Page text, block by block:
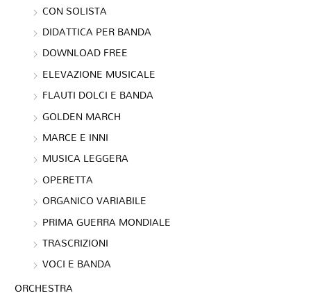
CON SOLISTA
DIDATTICA PER BANDA
DOWNLOAD FREE
ELEVAZIONE MUSICALE
FLAUTI DOLCI E BANDA
GOLDEN MARCH
MARCE E INNI
MUSICA LEGGERA
OPERETTA
ORGANICO VARIABILE
PRIMA GUERRA MONDIALE
TRASCRIZIONI
VOCI E BANDA
ORCHESTRA